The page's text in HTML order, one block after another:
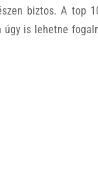
biztos. A top
is lehetne